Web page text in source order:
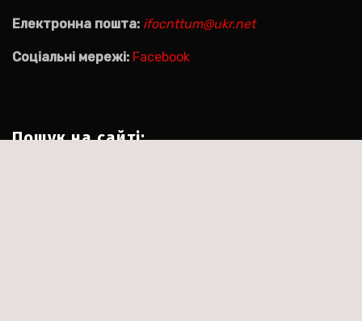
Електронна пошта: ifocnttum@ukr.net
Соціальні мережі: Facebook
Пошук на сайті: